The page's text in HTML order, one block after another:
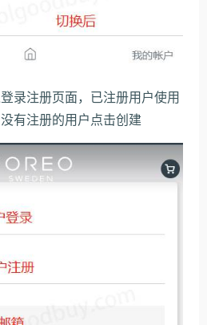
录注册页面，已注册用户使用
有注册的用户点击创建